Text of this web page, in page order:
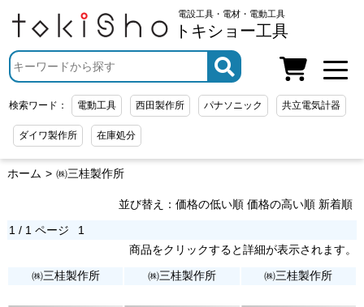
電設工具・電材・電動工具
トキショー工具
検索ワード： 電動工具 西田製作所 パナソニック 共立電気計器
ダイワ製作所 在庫処分
ホーム ㈱三桂製作所
並び替え：価格の低い順 価格の高い順 新着順
1 / 1 ページ
1
商品をクリックすると詳細が表示されます。
㈱三桂製作所
㈱三桂製作所 ㈱三桂製作所